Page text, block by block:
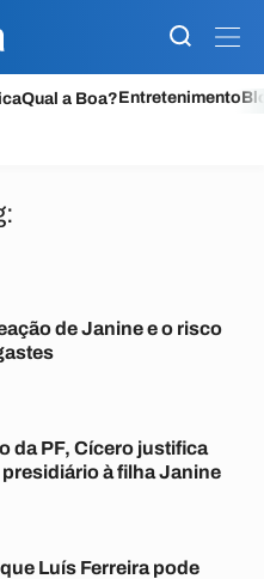
Qual a Boa?Entretenimento
de Janine e o risco
da PF, Cícero justifica
à filha Janine
Luís Ferreira pode